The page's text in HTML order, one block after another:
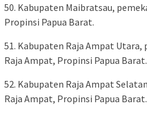
50. Kabupaten Maibratsau,
Propinsi Papua Barat.
51. Kabupaten Raja Ampat
Raja Ampat, Propinsi Papua Barat.
52. Kabupaten Raja Ampat
Raja Ampat, Propinsi Papua Barat.